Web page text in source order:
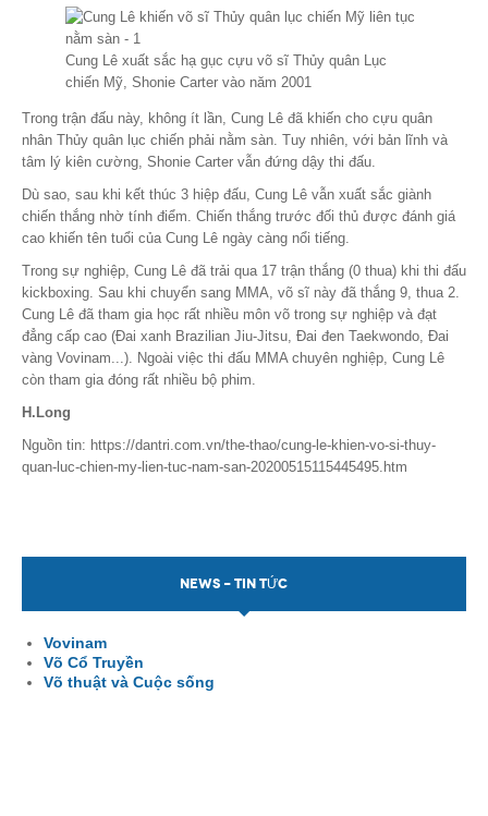
Cung Lê xuất sắc hạ gục cựu võ sĩ Thủy quân Lục
chiến Mỹ, Shonie Carter vào năm 2001
Trong trận đấu này, không ít lần, Cung Lê đã khiến cho cựu quân
nhân Thủy quân lục chiến phải nằm sàn. Tuy nhiên, với bản lĩnh và
tâm lý kiên cường, Shonie Carter vẫn đứng dậy thi đấu.
Dù sao, sau khi kết thúc 3 hiệp đấu, Cung Lê vẫn xuất sắc giành
chiến thắng nhờ tính điểm. Chiến thắng trước đối thủ được đánh giá
cao khiến tên tuổi của Cung Lê ngày càng nổi tiếng.
Trong sự nghiệp, Cung Lê đã trải qua 17 trận thắng (0 thua) khi thi đấu
kickboxing. Sau khi chuyển sang MMA, võ sĩ này đã thắng 9, thua 2.
Cung Lê đã tham gia học rất nhiều môn võ trong sự nghiệp và đạt
đẳng cấp cao (Đai xanh Brazilian Jiu-Jitsu, Đai đen Taekwondo, Đai
vàng Vovinam...). Ngoài việc thi đấu MMA chuyên nghiệp, Cung Lê
còn tham gia đóng rất nhiều bộ phim.
H.Long
Nguồn tin: https://dantri.com.vn/the-thao/cung-le-khien-vo-si-thuy-
quan-luc-chien-my-lien-tuc-nam-san-20200515115445495.htm
NEWS - TIN TỨC
Vovinam
Võ Cổ Truyền
Võ thuật và Cuộc sống